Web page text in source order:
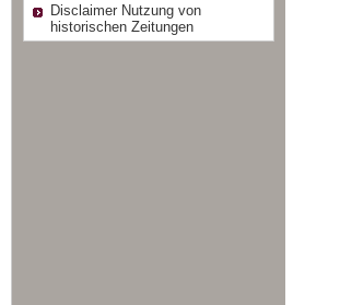
Disclaimer Nutzung von
historischen Zeitungen